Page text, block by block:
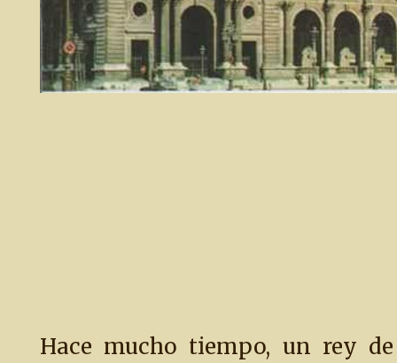
Hace mucho tiempo, un rey de